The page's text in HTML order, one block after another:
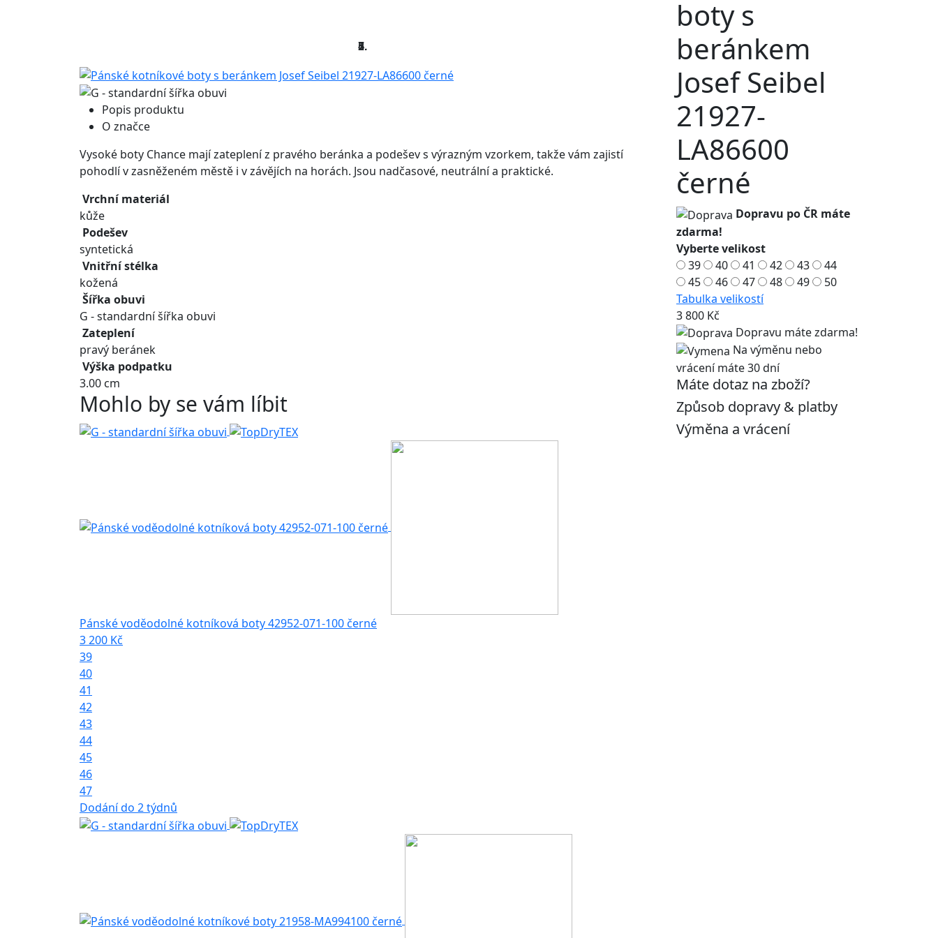
Popis produktu
O značce
Vysoké boty Chance mají zateplení z pravého beránka a podešev s výrazným vzorkem, takže vám zajistí
pohodlí v zasněženém městě i v závějích na horách. Jsou nadčasové, neutrální a praktické.
Vrchní materiál
kůže
Podešev
syntetická
Vnitřní stélka
kožená
Šířka obuvi
G - standardní šířka obuvi
Zateplení
pravý beránek
Výška podpatku
3.00 cm
Mohlo by se vám líbit
Pánské voděodolné kotníková boty 42952-071-100 černé
3 200 Kč
39
40
41
42
43
44
45
46
47
Dodání do 2 týdnů
boty s
beránkem
Josef Seibel
21927-
LA86600
černé
Dopravu po ČR máte
zdarma!
Vyberte velikost
39
40 41 42 43
44
45
46 47 48 49
50
Tabulka velikostí
3 800 Kč
Dopravu máte zdarma!
Na výměnu nebo
vrácení máte 30 dní
Máte dotaz na zboží?
Způsob dopravy & platby
Výměna a vrácení